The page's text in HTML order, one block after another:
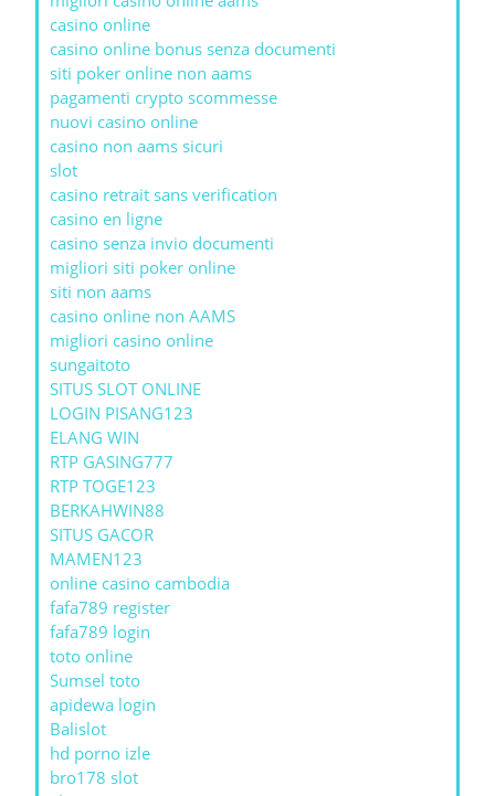
casino online
casino online bonus senza documenti
siti poker online non aams
pagamenti crypto scommesse
nuovi casino online
casino non aams sicuri
slot
casino retrait sans verification
casino en ligne
casino senza invio documenti
migliori siti poker online
siti non aams
casino online non AAMS
migliori casino online
sungaitoto
SITUS SLOT ONLINE
LOGIN PISANG123
ELANG WIN
RTP GASING777
RTP TOGE123
BERKAHWIN88
SITUS GACOR
MAMEN123
online casino cambodia
fafa789 register
fafa789 login
toto online
Sumsel toto
apidewa login
Balislot
hd porno izle
bro178 slot